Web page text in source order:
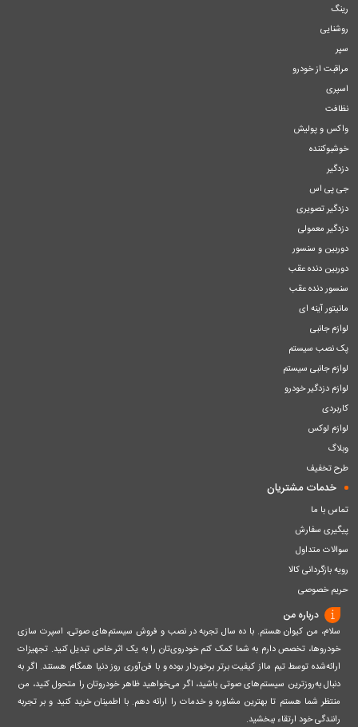
رینگ
روشنایی
سپر
مراقبت از خودرو
اسپری
نظافت
واکس و پولیش
خوشبوکننده
دزدگیر
جی پی اس
دزدگیر تصویری
دزدگیر معمولی
دوربین و سنسور
دوربین دنده عقب
سنسور دنده عقب
مانیتور آینه ای
لوازم جانبی
پک نصب سیستم
لوازم جانبی سیستم
لوازم دزدگیر خودرو
کاربردی
لوازم لوکس
وبلاگ
طرح تخفیف
خدمات مشتریان
تماس با ما
پیگیری سفارش
سوالات متداول
رویه بازگردانی کالا
حریم خصوصی
درباره من
سلام، من کیوان هستم. با ده سال تجربه در نصب و فروش سیستم‌های صوتی، اسپرت سازی
خودروها، تخصص دارم به شما کمک کنم خودروی‌تان را به یک اثر خاص تبدیل کنید. تجهیزات
ارائه‌شده توسط تیم مااز کیفیت برتر برخوردار بوده و با فن‌آوری روز دنیا همگام هستند. اگر به
دنبال به‌روزترین سیستم‌های صوتی باشید، اگر می‌خواهید ظاهر خودروتان را متحول کنید، من
منتظر شما هستم تا بهترین مشاوره و خدمات را ارائه دهم. با اطمینان خرید کنید و بر تجربه
رانندگی خود ارتقاء ببخشید.